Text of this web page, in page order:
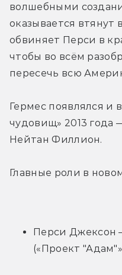
волшебными
оказывается втянут
обвиняет Перси в
чтобы во всём
пересечь всю
Гермес появлялся и
чудовищ» 2013 года
Нейтан Филлион.
Главные роли в
Перси Джексон
(«Проект